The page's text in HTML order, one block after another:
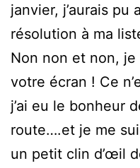
janvier, j’aurais
résolution à ma
Non non et non,
votre écran ! Ce
j’ai eu le bonheur
route….et je me
un petit clin d’œil